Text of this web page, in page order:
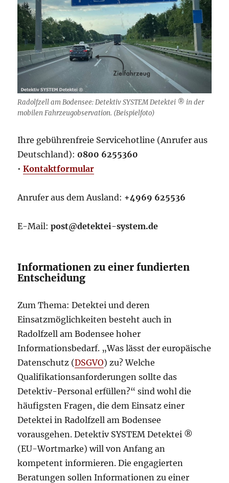
Radolfzell am Bodensee: Detektiv SYSTEM Detektei ® in der
mobilen Fahrzeugobservation. (Beispielfoto)
Ihre gebührenfreie Servicehotline (Anrufer aus
Deutschland): 0800 6255360
•Kontaktformular
Anrufer aus dem Ausland: +4969 625536
E-Mail:post@detektei-system.de
Informationen zu einer fundierten
Entscheidung
Zum Thema: Detektei und deren
Einsatzmöglichkeiten besteht auch in
Radolfzell am Bodensee hoher
Informationsbedarf. „Was lässt der europäische
Datenschutz (DSGVO) zu? Welche
Qualifikationsanforderungen sollte das
Detektiv-Personal erfüllen?“ sind wohl die
häufigsten Fragen, die dem Einsatz einer
Detektei in Radolfzell am Bodensee
vorausgehen. Detektiv SYSTEM Detektei ®
(EU-Wortmarke) will von Anfang an
kompetent informieren. Die engagierten
Beratungen sollen Informationen zu einer